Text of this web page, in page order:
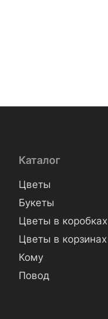
Каталог
Цветы
Букеты
Цветы в коробках
Цветы в корзинах
Кому
Повод